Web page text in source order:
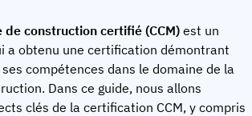
par IA
de construction certifié (CCM) est un
a obtenu une certification démontrant
compétences dans le domaine de la
Dans ce guide, nous allons
clés de la certification CCM, y compris